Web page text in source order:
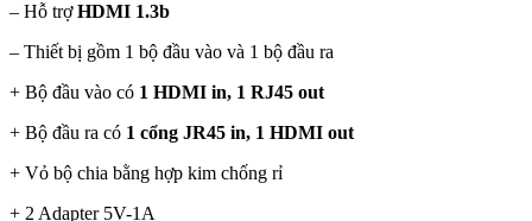
– Hỗ trợHDMI 1.3b
– Thiết bị gồm 1 bộ đầu vào và 1 bộ đầu ra
+ Bộ đầu vào có 1 HDMI in, 1 RJ45 out
+ Bộ đầu ra có 1 cổng JR45 in, 1 HDMI out
+ Vỏ bộ chia bằng hợp kim chống rỉ
+ 2 Adapter 5V-1A